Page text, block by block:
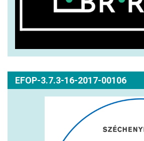
EFOP-3.7.3-16-2017-00106